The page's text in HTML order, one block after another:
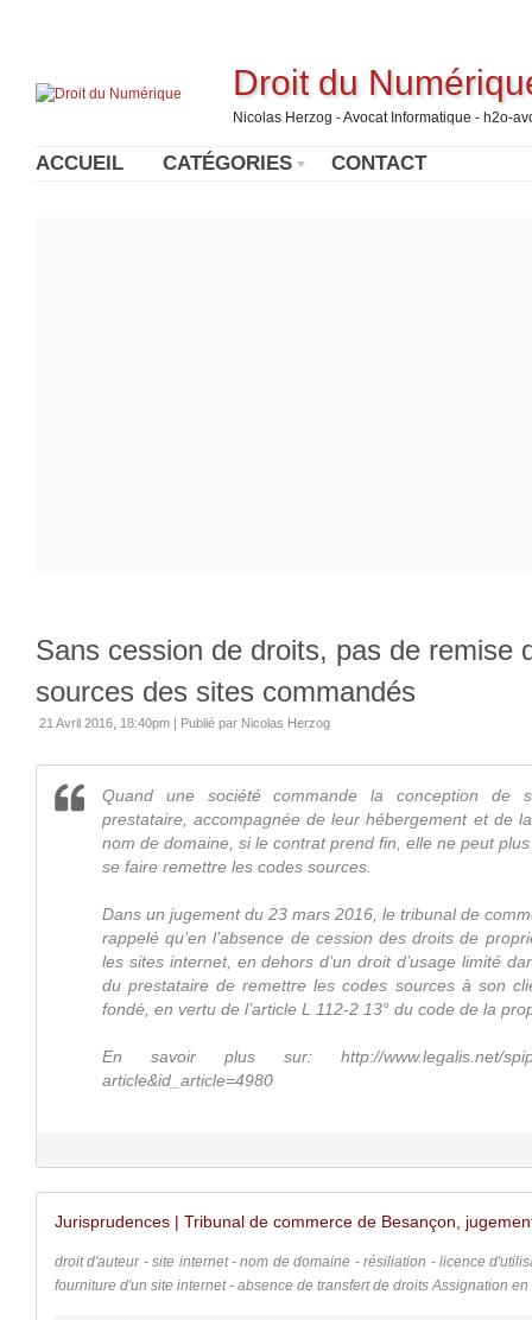
Droit du
Nicolas Herzog - Avocat Informatique - h2o-
ACCUEIL CATÉGORIES CONTACT
Sans cession de droits, pas de remise
sources des sites commandés
21 Avril 2016, 18:40pm | Publié par Nicolas Herzog
Quand une société commande la conception de
prestataire, accompagnée de leur hébergement et de
nom de domaine, si le contrat prend fin, elle ne peut
se faire remettre les codes sources.
Dans un jugement du 23 mars 2016, le tribunal de
rappelé qu’en l’absence de cession des droits de
les sites internet, en dehors d’un droit d’usage limité
du prestataire de remettre les codes sources à son
fondé, en vertu de l’article L 112-2 13° du code de la
En savoir plus sur: http://www.legalis.net/
article&id_article=4980
droit d'auteur - site internet - nom de domaine - résiliation - licence
fourniture d'un site internet - absence de transfert de droits Assignation en